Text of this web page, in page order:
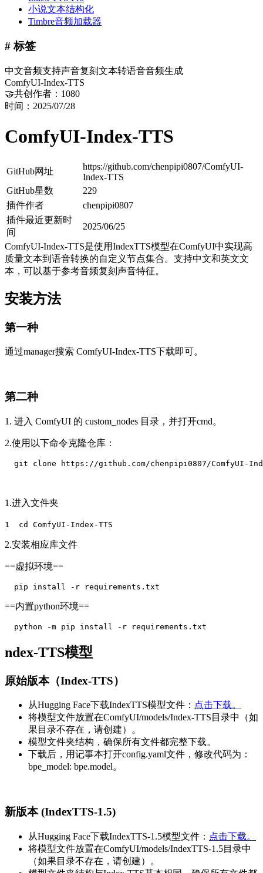
小说文本结构化
Timbre音频加载器
# 标签
中文音频支持声音复刻 文本转语音音频生成
ComfyUI-Index-TTS
🤝共创作者： 1080
时间： 2025/07/28
ComfyUI-Index-TTS
GitHub网址
https://github.com/chenpipi0807/ComfyUI-
Index-TTS
GitHub星数
229
插件作者
chenpipi0807
插件最近更新时
间
2025/06/25
ComfyUI-Index-TTS是使用IndexTTS模型在ComfyUI中实现高
质量文本到语音转换的自定义节点集合。支持中文和英文文
本，可以基于参考音频复刻声音特征。
安装方法
第一种
通过manager搜索 ComfyUI-Index-TTS下载即可。
第二种
1. 进入 ComfyUI 的 custom_nodes 目录，并打开cmd。
2.使用以下命令克隆仓库：
git clone https://github.com/chenpipi0807/ComfyUI-
1.进入文件夹
1 cd ComfyUI-Index-TTS
2.安装相应库文件
==虚拟环境==
  pip install -r requirements.txt
==内置python环境==
  python -m pip install -r requirements.txt
ndex-TTS模型
原始版本（Index-TTS）
从Hugging Face下载IndexTTS模型文件： 点击下载。
将模型文件放置在ComfyUI/models/Index-TTS目录中（如
果目录不存在，请创建）。
模型文件夹结构，确保所有文件都完整下载。
下载后，用记事本打开config.yaml文件，修改代码为：
bpe_model: bpe.model。
新版本 (IndexTTS-1.5)
从Hugging Face下载IndexTTS-1.5模型文件： 点击下载。
将模型文件放置在ComfyUI/models/IndexTTS-1.5目录中
（如果目录不存在，请创建）。